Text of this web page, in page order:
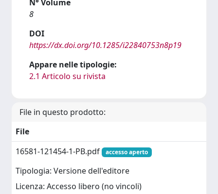
N° Volume
8
DOI
https://dx.doi.org/10.1285/i22840753n8p19
Appare nelle tipologie:
2.1 Articolo su rivista
File in questo prodotto:
File
16581-121454-1-PB.pdf
accesso aperto
Tipologia: Versione dell'editore
Licenza: Accesso libero (no vincoli)